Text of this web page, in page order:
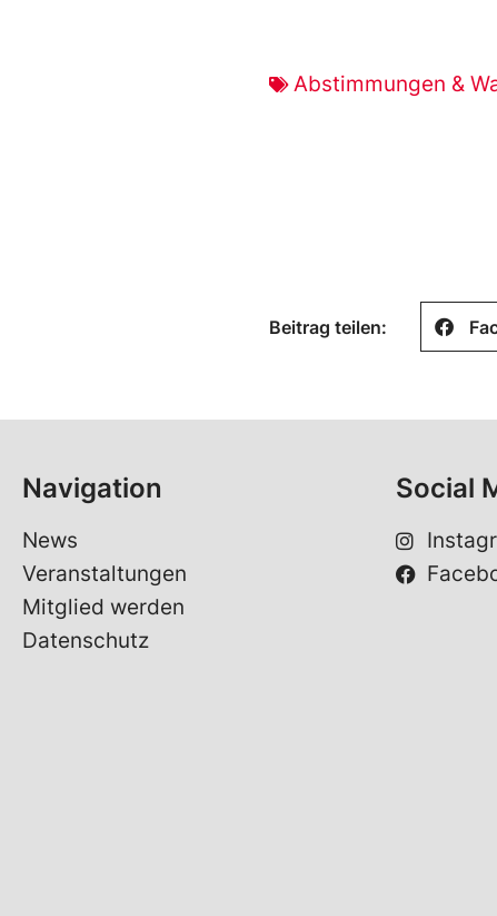
Abstimmungen &
Beitrag teilen:
Navigation
News
Veranstaltungen
Mitglied werden
Datenschutz
Social